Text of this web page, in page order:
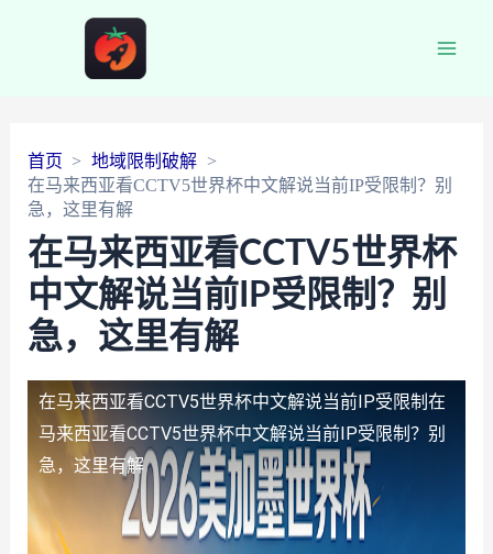
首页
地域限制破解
在马来西亚看CCTV5世界杯中文解说当前IP受限制？别
急，这里有解
在马来西亚看CCTV5世界杯
中文解说当前IP受限制？别
急，这里有解
在马来西亚看CCTV5世界杯中文解说当前IP受限制 在
马来西亚看CCTV5世界杯中文解说当前IP受限制？别
急，这里有解